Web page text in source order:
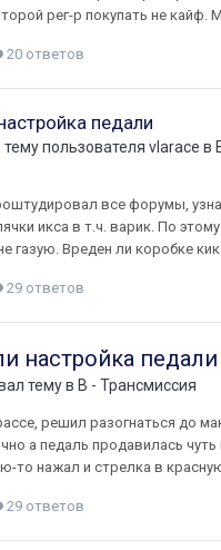
рег-р покупать не кайф.
20 ответов
педали
тему пользователя vlarace в
все форумы,
икса в т.ч. варик. По
газую. Вреден ли коробке кик
29 ответов
настройка педали
тему в B - Трансмиссия
решил разогнаться до
а педаль продавилась чуть
то нажал и стрелка в красную
29 ответов